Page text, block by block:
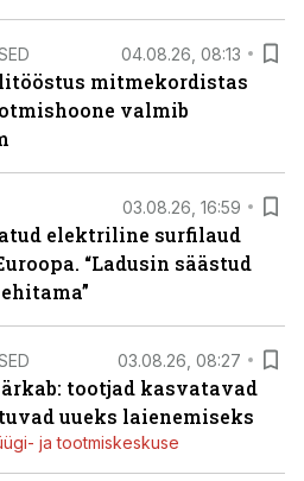
04.08.26, 08:13
mitmekordistas
valmib
03.08.26, 16:59
elektriline surfilaud
“Ladusin säästud
03.08.26, 08:27
tootjad kasvatavad
uueks laienemiseks
ja tootmiskeskuse